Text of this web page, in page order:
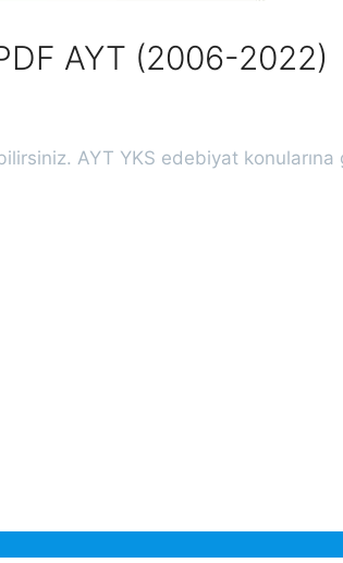
AYT (2006-2022)
AYT YKS edebiyat konularına